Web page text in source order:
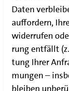
Daten
auf­for­dern,
wider­ru­fen
rung ent­fällt
tung Ihrer
mun­gen –
blei­ben